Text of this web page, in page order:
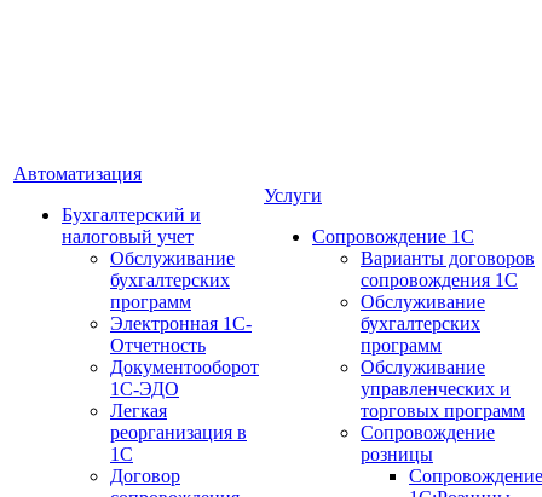
Автоматизация
Бухгалтерский и
налоговый учет
Обслуживание
бухгалтерских
программ
Электронная 1С-
Отчетность
Документооборот
1С-ЭДО
Легкая
реорганизация в
1С
Договор
Услуги
Сопровождение 1С
Варианты договоров
сопровождения 1С
Обслуживание
бухгалтерских
программ
Обслуживание
управленческих и
торговых программ
Сопровождение
розницы
Сопровождение